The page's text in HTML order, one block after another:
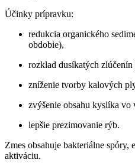
Účinky prípravku:
redukcia organického
obdobie),
rozklad dusíkatých
zníženie tvorby kalových
zvýšenie obsahu kyslíka vo
lepšie prezimovanie rýb.
Zmes obsahuje bakteriálne
aktiváciu.